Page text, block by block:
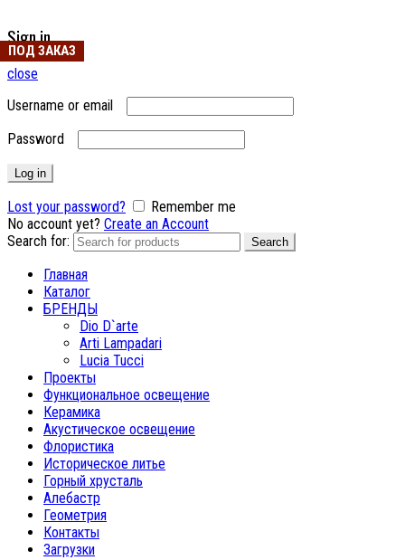
Sign in
close
Username or email
Password
Log in
Lost your password?
Remember me
No account yet? Create an Account
Search for:
Search
Главная
Каталог
БРЕНДЫ
Dio D`arte
Arti Lampadari
Lucia Tucci
Проекты
Функциональное освещение
Керамика
Акустическое освещение
Флористика
Историческое литье
Горный хрусталь
Алебастр
Геометрия
Контакты
Загрузки
ПОД ЗАКАЗ